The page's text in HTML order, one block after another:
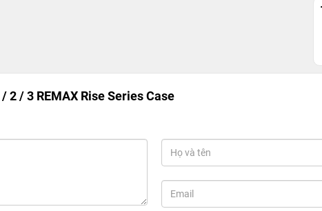
2 / 3 REMAX Rise Series Case